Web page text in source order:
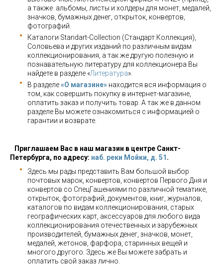
а также альбомы, листы и холдеры для монет, медалей,
значков, бумажных денег, открыток, конвертов,
фотографий.
Каталоги Standart-Collection (Стандарт Коллекция),
Соловьева и других изданий по различным видам
коллекционирования, а так же другую полезную и
познавательную литературу для коллекционера Вы
найдете в разделе «Литература».
В разделе«О магазине» находится вся информация о
том, как совершить покупку в интернет-магазине,
оплатить заказ и получить товар. А так же в данном
разделе Вы можете ознакомиться с информацией о
гарантии и возврате.
Приглашаем Вас в наш магазин в центре Санкт-
Петербурга, по адресу: наб. реки Мойки, д. 51 .
Здесь мы рады представить Вам большой выбор
почтовых марок, конвертов, конвертов Первого Дня и
конвертов со СпецГашениями по различной тематике,
открыток, фотографий, документов, книг, журналов,
каталогов по видам коллекционирования, старых
географических карт, аксессуаров для любого вида
коллекционирования отечественных и зарубежных
производителей, бумажных денег, значков, монет,
медалей, жетонов, фарфора, старинных вещей и
многого другого. Здесь же Вы можете забрать и
оплатить свой заказ лично.